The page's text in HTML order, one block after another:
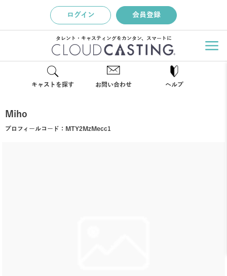
ログイン 会員登録
タレント・キャスティングをカンタン、スマートに
キャストを探す お問い合わせ ヘルプ
Miho
プロフィールコード： MTY2MzMecc1